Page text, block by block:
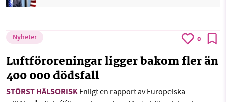
Nyheter 0
Luftföroreningar ligger bakom fler än
400 000 dödsfall
STÖRST HÄLSORISK Enligt en rapport av Europeiska